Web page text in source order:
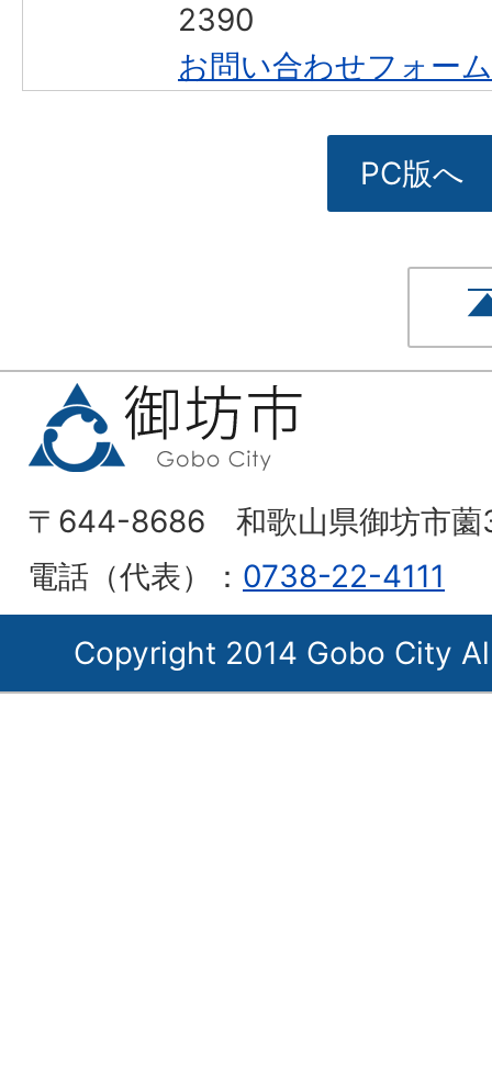
2390
お問い合わせフォーム
PC版へ
〒644-8686 和歌山県御坊市薗
電話（代表）： 0738-22-4111
Copyright 2014 Gobo City